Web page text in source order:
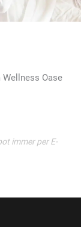
Oase
immer per E-